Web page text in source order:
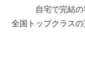
自宅で完結
全国トップクラス